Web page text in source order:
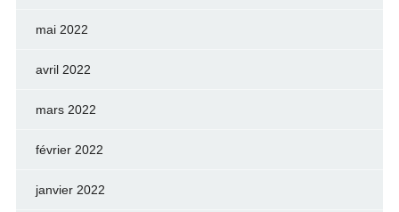
mai 2022
avril 2022
mars 2022
février 2022
janvier 2022